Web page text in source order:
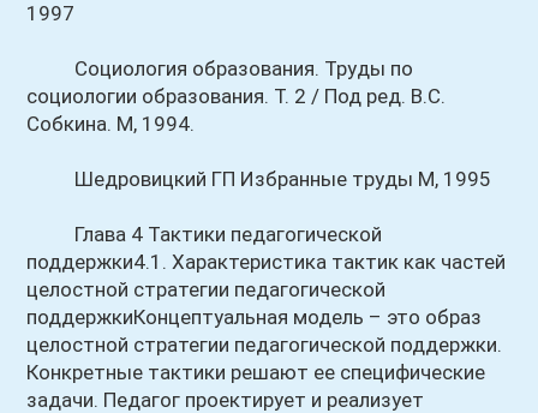
1997
Социология образования. Труды по
социологии образования. Т. 2 / Под ред. B.C.
Собкина. М, 1994.
Шедровицкий ГП Избранные труды М, 1995
Глава 4 Тактики педагогической
поддержки4.1. Характеристика тактик как частей
целостной стратегии педагогической
поддержкиКонцептуальная модель – это образ
целостной стратегии педагогической поддержки.
Конкретные тактики решают ее специфические
задачи. Педагог проектирует и реализует